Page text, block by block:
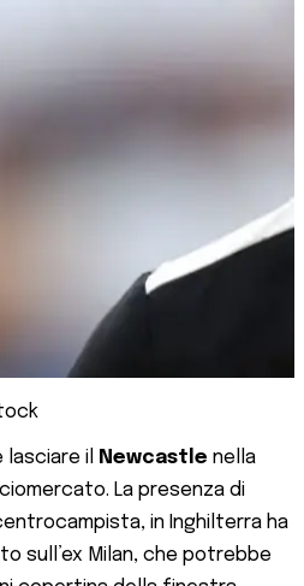
il Newcastle nella
La presenza di
in Inghilterra ha
sull’ex Milan, che potrebbe